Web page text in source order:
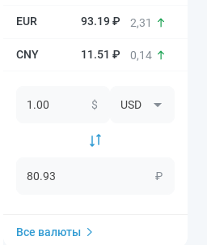
93.19 ₽ 2,31
11.51 ₽ 0,14
$
₽
Все валюты